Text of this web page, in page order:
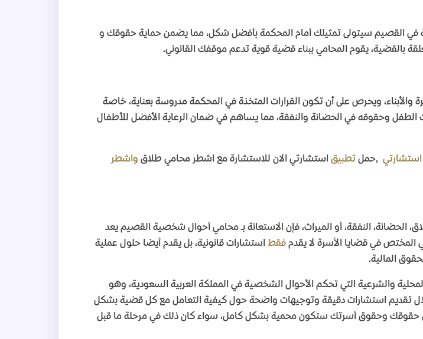
في القصيم سيتولى تمثيلك أمام المحكمة بأفضل شكل، مما يضمن حماية حقوقك و
بالقضية، يقوم المحامي ببناء قضية قوية تدعم موقفك القانوني.
ويحرص على أن تكون القرارات المتخذة في المحكمة مدروسة بعناية، خاصة
الطفل وحقوقه في الحضانة والنفقة، مما يساهم في ضمان الرعاية الأفضل للأطفال
استشارتي ,حمل تطبيق استشارتي الان للاستشارة مع اشطر محامي طلاق واشطر
النفقة، أو الميراث، فإن الاستعانة بـ محامي أحوال شخصية القصيم يعد
المختص في قضايا الأسرة لا يقدم فقط استشارات قانونية، بل يقدم أيضا حلول عملية
المالية.
والشرعية التي تحكم الأحوال الشخصية في المملكة العربية السعودية، وهو
تقديم استشارات دقيقة وتوجيهات واضحة حول كيفية التعامل مع كل قضية بشكل
وحقوق أسرتك ستكون محمية بشكل كامل، سواء كان ذلك في مرحلة ما قبل